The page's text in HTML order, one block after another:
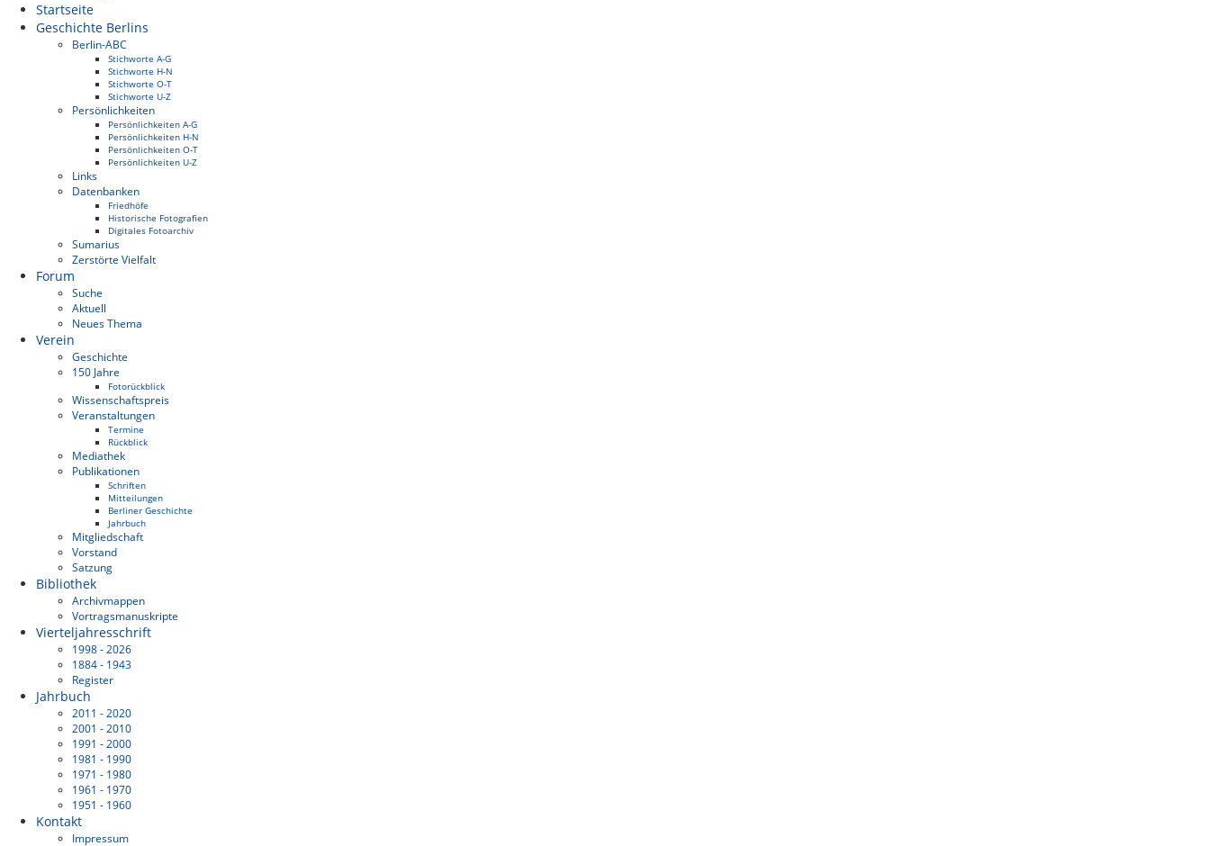
Startseite
Geschichte Berlins
Berlin-ABC
Stichworte A-G
Stichworte H-N
Stichworte O-T
Stichworte U-Z
Persönlichkeiten
Persönlichkeiten A-G
Persönlichkeiten H-N
Persönlichkeiten O-T
Persönlichkeiten U-Z
Links
Datenbanken
Friedhöfe
Historische Fotografien
Digitales Fotoarchiv
Sumarius
Zerstörte Vielfalt
Forum
Suche
Aktuell
Neues Thema
Verein
Geschichte
150 Jahre
Fotorückblick
Wissenschaftspreis
Veranstaltungen
Termine
Rückblick
Mediathek
Publikationen
Schriften
Mitteilungen
Berliner Geschichte
Jahrbuch
Mitgliedschaft
Vorstand
Satzung
Bibliothek
Archivmappen
Vortragsmanuskripte
Vierteljahresschrift
1998 - 2026
1884 - 1943
Register
Jahrbuch
2011 - 2020
2001 - 2010
1991 - 2000
1981 - 1990
1971 - 1980
1961 - 1970
1951 - 1960
Kontakt
Impressum